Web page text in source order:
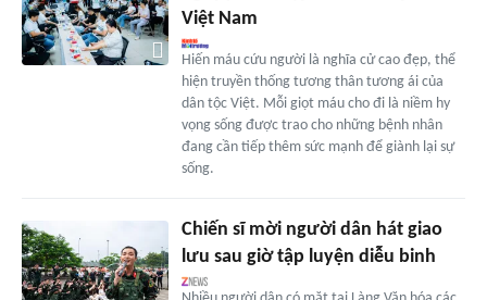
Việt Nam
Hiến máu cứu người là nghĩa cử cao đẹp, thể
hiện truyền thống tương thân tương ái của
dân tộc Việt. Mỗi giọt máu cho đi là niềm hy
vọng sống được trao cho những bệnh nhân
đang cần tiếp thêm sức mạnh để giành lại sự
sống.
Chiến sĩ mời người dân hát giao
lưu sau giờ tập luyện diễu binh